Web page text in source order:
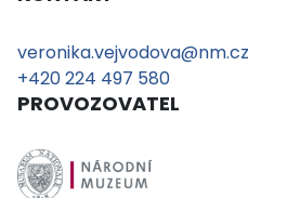
veronika.vejvodova@nm.cz
+420 224 497 580
PROVOZOVATEL